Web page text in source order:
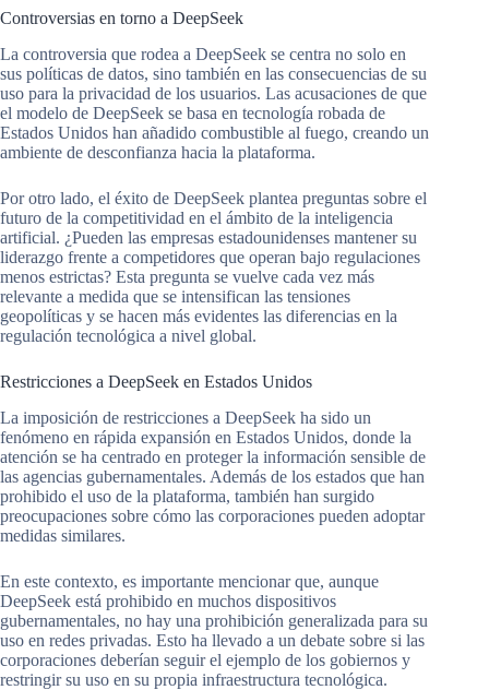
Controversias en torno a DeepSeek
La controversia que rodea a DeepSeek se centra no solo en
sus políticas de datos, sino también en las consecuencias de su
uso para la privacidad de los usuarios. Las acusaciones de que
el modelo de DeepSeek se basa en tecnología robada de
Estados Unidos han añadido combustible al fuego, creando un
ambiente de desconfianza hacia la plataforma.
Por otro lado, el éxito de DeepSeek plantea preguntas sobre el
futuro de la competitividad en el ámbito de la inteligencia
artificial. ¿Pueden las empresas estadounidenses mantener su
liderazgo frente a competidores que operan bajo regulaciones
menos estrictas? Esta pregunta se vuelve cada vez más
relevante a medida que se intensifican las tensiones
geopolíticas y se hacen más evidentes las diferencias en la
regulación tecnológica a nivel global.
Restricciones a DeepSeek en Estados Unidos
La imposición de restricciones a DeepSeek ha sido un
fenómeno en rápida expansión en Estados Unidos, donde la
atención se ha centrado en proteger la información sensible de
las agencias gubernamentales. Además de los estados que han
prohibido el uso de la plataforma, también han surgido
preocupaciones sobre cómo las corporaciones pueden adoptar
medidas similares.
En este contexto, es importante mencionar que, aunque
DeepSeek está prohibido en muchos dispositivos
gubernamentales, no hay una prohibición generalizada para su
uso en redes privadas. Esto ha llevado a un debate sobre si las
corporaciones deberían seguir el ejemplo de los gobiernos y
restringir su uso en su propia infraestructura tecnológica.